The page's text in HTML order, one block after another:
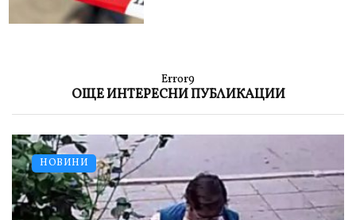
Error9
ОЩЕ ИНТЕРЕСНИ ПУБЛИКАЦИИ
НОВИНИ